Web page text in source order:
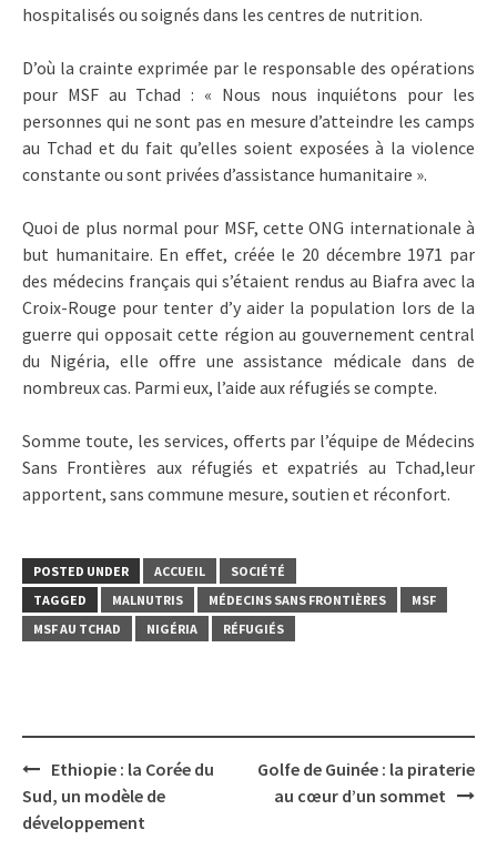
hospitalisés ou soignés dans les centres de nutrition.
D’où la crainte exprimée par le responsable des opérations
pour MSF au Tchad : « Nous nous inquiétons pour les
personnes qui ne sont pas en mesure d’atteindre les camps
au Tchad et du fait qu’elles soient exposées à la violence
constante ou sont privées d’assistance humanitaire ».
Quoi de plus normal pour MSF, cette ONG internationale à
but humanitaire. En effet, créée le 20 décembre 1971 par
des médecins français qui s’étaient rendus au Biafra avec la
Croix-Rouge pour tenter d’y aider la population lors de la
guerre qui opposait cette région au gouvernement central
du Nigéria, elle offre une assistance médicale dans de
nombreux cas. Parmi eux, l’aide aux réfugiés se compte.
Somme toute, les services, offerts par l’équipe de Médecins
Sans Frontières aux réfugiés et expatriés au Tchad,leur
apportent, sans commune mesure, soutien et réconfort.
POSTED UNDER ACCUEIL
SOCIÉTÉ
TAGGED
MALNUTRIS MÉDECINS SANS FRONTIÈRES
MSF
MSF AU TCHAD
NIGÉRIA RÉFUGIÉS
Post
navigation
Ethiopie : la Corée du
Sud, un modèle de
développement
Golfe de Guinée : la piraterie
au cœur d’un sommet